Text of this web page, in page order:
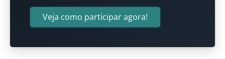
Veja como participar agora!